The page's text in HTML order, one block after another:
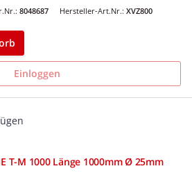
8048687 Hersteller-Art.Nr.: XVZ800
Einloggen
T-M 1000 Länge 1000mm Ø 25mm